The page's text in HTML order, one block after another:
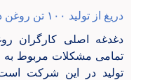
دریغ از تولید ۱۰۰ تن روغن در جهان
دغدغه اصلی کارگران
تمامی مشکلات مربوط به
تولید در این شرکت